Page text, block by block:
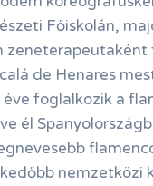
Főiskolán,
de Henares
foglalkozik a
él
nemzetközi